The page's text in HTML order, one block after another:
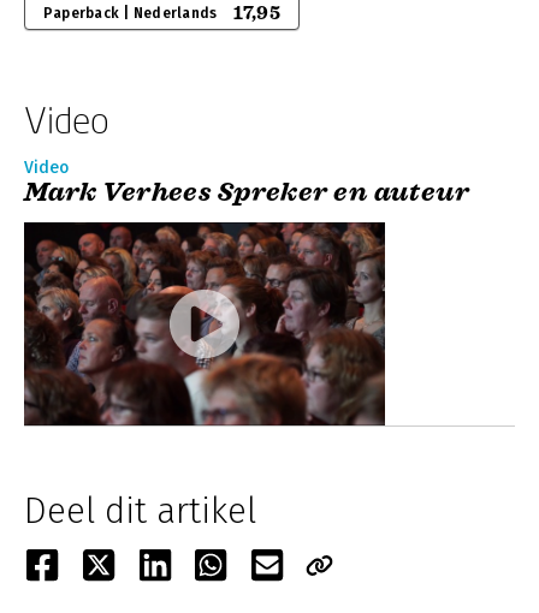
Paperback | Nederlands 17,95
Video
Video
Mark Verhees Spreker en auteur
Deel dit artikel